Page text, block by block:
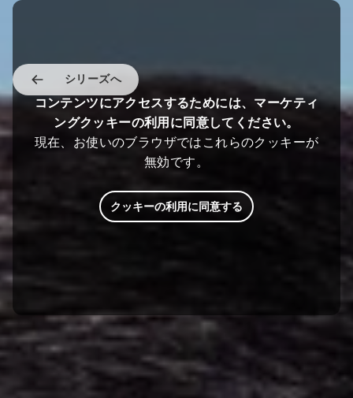
シリーズへ
コンテンツにアクセスするためには、マーケティ
ングクッキーの利用に同意してください。
現在、お使いのブラウザではこれらのクッキーが
無効です。
クッキーの利用に同意する